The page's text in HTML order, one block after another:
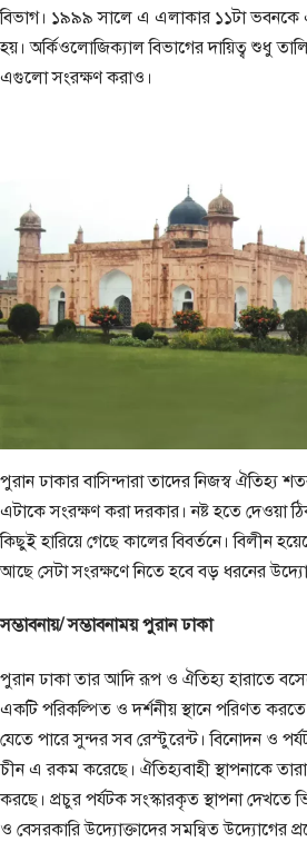
বিভাগ। ১৯৯৯ সালে এ এলাকার ১১টা ভবনকে
হয়। অর্কিওলোজিক্যাল বিভাগের দায়িত্ব শুধু
এগুলো সংরক্ষণ করাও।
পুরান ঢাকার বাসিন্দারা তাদের নিজস্ব ঐতিহ্য
এটাকে সংরক্ষণ করা দরকার। নষ্ট হতে দেওয়া
কিছুই হারিয়ে গেছে কালের বিবর্তনে। বিলীন
আছে সেটা সংরক্ষণে নিতে হবে বড় ধরনের
সম্ভাবনায়/ সম্ভাবনাময় পুরান ঢাকা
পুরান ঢাকা তার আদি রূপ ও ঐতিহ্য হারাতে
একটি পরিকল্পিত ও দর্শনীয় স্থানে পরিণত করতে
যেতে পারে সুন্দর সব রেস্টুরেন্ট। বিনোদন ও
চীন এ রকম করেছে। ঐতিহ্যবাহী স্থাপনাকে
করছে। প্রচুর পর্যটক সংস্কারকৃত স্থাপনা
ও বেসরকারি উদ্যোক্তাদের সমন্বিত উদ্যোগের